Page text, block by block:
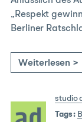
„Respekt
Berliner
Weiterlesen >
studio
Tags: